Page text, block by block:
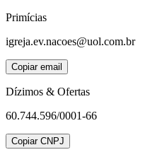
Primícias
igreja.ev.nacoes@uol.com.br
Copiar email
Dízimos & Ofertas
60.744.596/0001-66
Copiar CNPJ